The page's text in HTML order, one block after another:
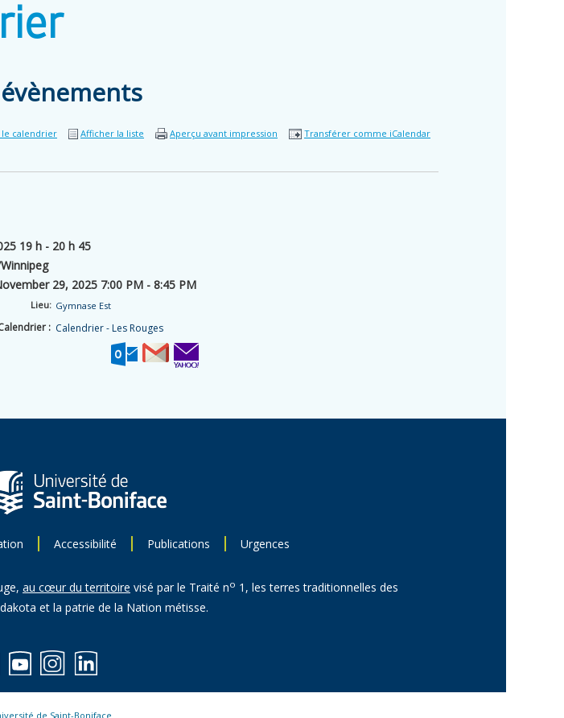
calendrier Afficher la liste Aperçu avant impression Transférer comme iCalendar
19 h - 20 h 45
29, 2025 7:00 PM - 8:45 PM
Lieu: Gymnase Est
: Calendrier - Les Rouges
Accessibilité Publications Urgences
au cœur du territoire visé par le Traité no 1, les terres traditionnelles des
et la patrie de la Nation métisse.
de Saint-Boniface